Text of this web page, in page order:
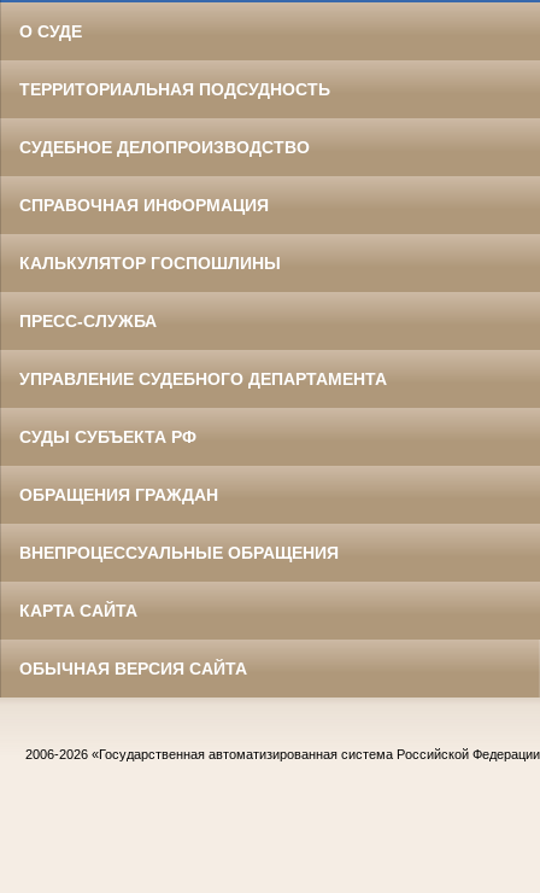
О СУДЕ
ТЕРРИТОРИАЛЬНАЯ ПОДСУДНОСТЬ
СУДЕБНОЕ ДЕЛОПРОИЗВОДСТВО
СПРАВОЧНАЯ ИНФОРМАЦИЯ
КАЛЬКУЛЯТОР ГОСПОШЛИНЫ
ПРЕСС-СЛУЖБА
УПРАВЛЕНИЕ СУДЕБНОГО ДЕПАРТАМЕНТА
СУДЫ СУБЪЕКТА РФ
ОБРАЩЕНИЯ ГРАЖДАН
ВНЕПРОЦЕССУАЛЬНЫЕ ОБРАЩЕНИЯ
КАРТА САЙТА
ОБЫЧНАЯ ВЕРСИЯ САЙТА
2006-2026 «Государственная автоматизированная система Российской